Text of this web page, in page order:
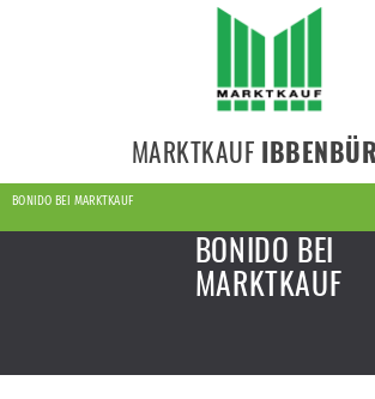
MARKTKAUF
BONIDO BEI MARKTKAUF
BONIDO BEI
MARKTKAUF